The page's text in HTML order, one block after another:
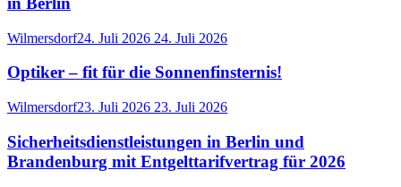
Wilmersdorf24. Juli 2026 24. Juli 2026
Optiker – fit für die Sonnenfinsternis!
Wilmersdorf23. Juli 2026 23. Juli 2026
Sicherheitsdienstleistungen in Berlin und
Brandenburg mit Entgelttarifvertrag für 2026